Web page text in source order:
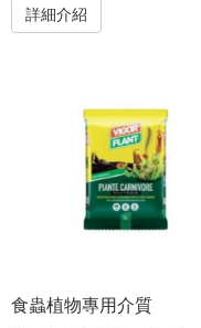
詳細介紹
食蟲植物專用介質